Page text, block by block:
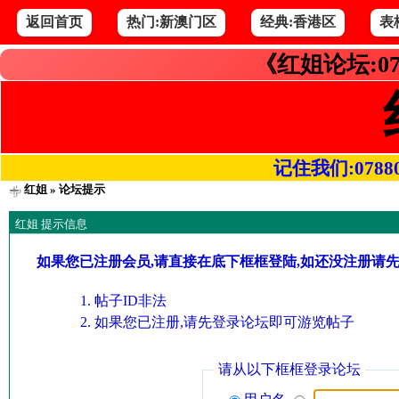
返回首页 热门:新澳门区 经典:香港区 表
《红姐论坛
记住我们
红姐» 论坛提示
红姐 提示信息
如果您已注册会员,请直接在底下框框登陆,如还没注册请
帖子ID非法
如果您已注册,请先登录论坛即可游览帖子
请从以下框框登录论坛